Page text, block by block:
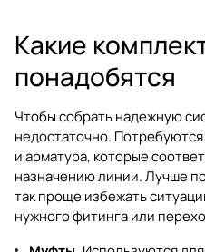
Какие
понадобятся
Чтобы собрать надежную
недостаточно.
и арматура, которые
назначению линии. Лучше
так проще избежать
нужного фитинга или